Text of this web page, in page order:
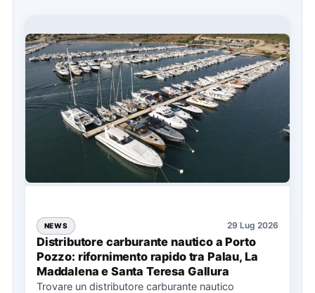
NEWS 29 Lug 2026
Distributore carburante nautico a Porto
Pozzo: rifornimento rapido tra Palau, La
Maddalena e Santa Teresa Gallura
Trovare un distributore carburante nautico